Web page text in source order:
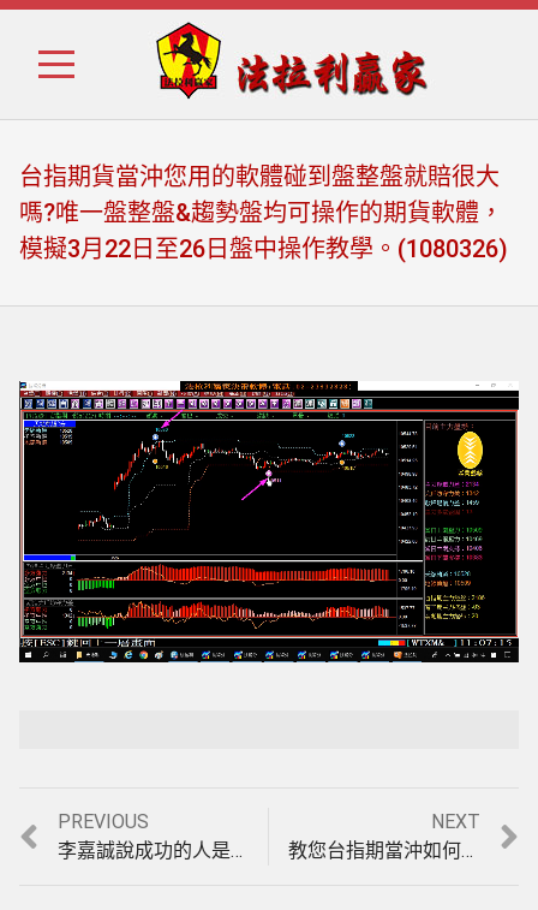
Skip
Skip
台指期貨當沖您用的軟體碰到盤整盤就賠很大
嗎?唯一盤整盤&趨勢盤均可操作的期貨軟體，
模擬3月22日至26日盤中操作教學。(1080326)
Loaded:
5.15%
Playback Rate
Unmute
文
PREVIOUS
Previous
post:
李嘉誠說成功的人是跟對人，迷路的人是問錯人。有主力了股票才會飆，掌握黃金底部區跟著主力賺大錢，實例印證影音教學。(1080313)
NEXT
post:
教您台指期當沖如何空最高買最低，趨勢盤賺最多，盤整盤一樣賺的方法，3月28日至4月2日模擬盤中教學。(1080402)